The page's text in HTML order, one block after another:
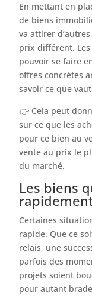
En mettant en
de biens
va attirer
prix différent.
pouvoir se faire
offres concrètes
savoir ce que
👉 Cela peut
sur ce que les
pour ce bien au
vente au prix le
du marché.
Les biens
Certaines
rapide. Que ce
relais, une
parfois des
projets soient
pour autant